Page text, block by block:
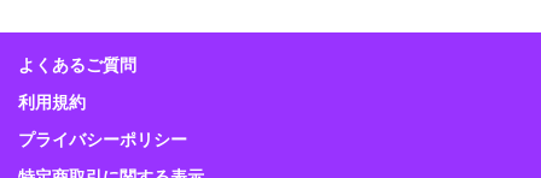
よくあるご質問
利用規約
プライバシーポリシー